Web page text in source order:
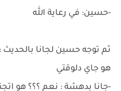
-حسين: في رعاية الله
هو جاي دلوقتي
-جانا بدهشة : نعم ؟؟؟ هو